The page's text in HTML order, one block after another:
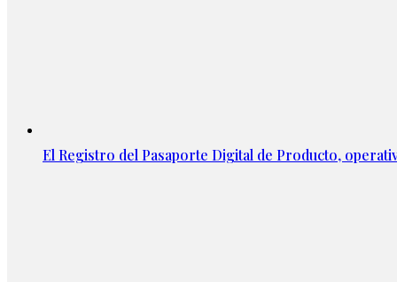
El Registro del Pasaporte Digital de Producto,